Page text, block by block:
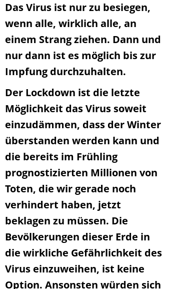
Das Virus ist nur zu besiegen,
wenn alle, wirklich alle, an
einem Strang ziehen. Dann und
nur dann ist es möglich bis zur
Impfung durchzuhalten.
Der Lockdown ist die letzte
Möglichkeit das Virus soweit
einzudämmen, dass der Winter
überstanden werden kann und
die bereits im Frühling
prognostizierten Millionen von
Toten, die wir gerade noch
verhindert haben, jetzt
beklagen zu müssen. Die
Bevölkerungen dieser Erde in
die wirkliche Gefährlichkeit des
Virus einzuweihen, ist keine
Option. Ansonsten würden sich